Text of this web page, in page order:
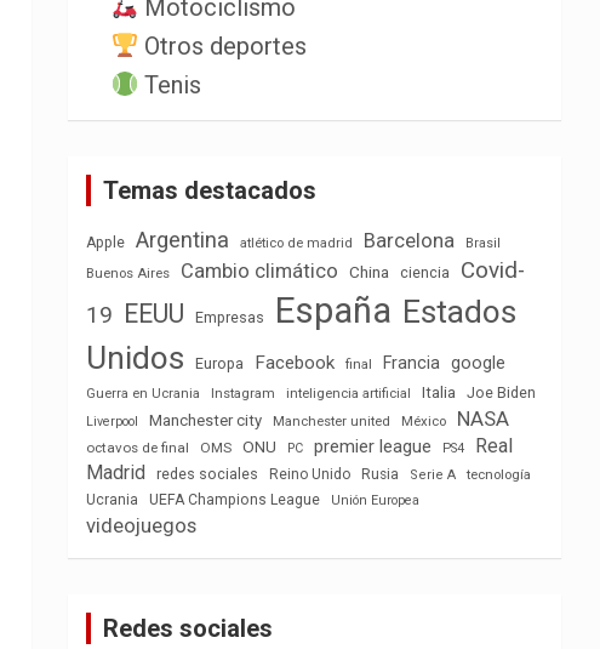
Motociclismo
Otros deportes
Tenis
Temas destacados
Apple Argentina atlético de madrid Barcelona
Brasil
Buenos Aires
Cambio climático China ciencia
Covid-
19
EEUU Empresas España Estados
Unidos
Europa Facebook final Francia google
Guerra en Ucrania Instagram inteligencia artificial Italia Joe Biden
Liverpool Manchester city Manchester united México NASA
octavos de final OMS ONU PC premier league PS4
Real
Madrid
redes sociales Reino Unido Rusia Serie A
tecnología
Ucrania
UEFA Champions League Unión Europea
videojuegos
Redes sociales